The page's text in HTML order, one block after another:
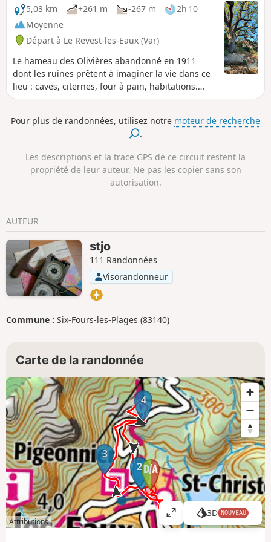
une vue d'aigle sur toute la région. Le plus:
partir et revenir d'un village typiquement
provençal: le Revest-les-Eaux.
5,03 km +261 m -267 m
2h 10
Moyenne
Départ à Le Revest-les-Eaux (Var)
Le hameau des Olivières abandonné en 1911
dont les ruines prêtent à imaginer la vie dans ce
lieu : caves, citernes, four à pain, habitations.
Encore quelques vestiges du temps passé. Et
balade du Barrage du Revest et de sa résurgence
du Ragas (cf info. pratiques). Randonnée à éviter
Pour plus de randonnées, utilisez notre moteur de recherche
.
Les descriptions et la trace GPS de ce circuit restent la
propriété de leur auteur. Ne pas les copier sans son
autorisation.
AUTEUR
stjo
111 Randonnées
Visorandonneur
Commune : Six-Fours-les-Plages (83140)
Carte de la randonnée
1
2
3
4
Attributions
A
ff
3D NOUVEAU